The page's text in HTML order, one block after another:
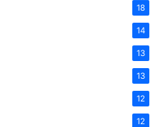
18
14
13
13
12
12